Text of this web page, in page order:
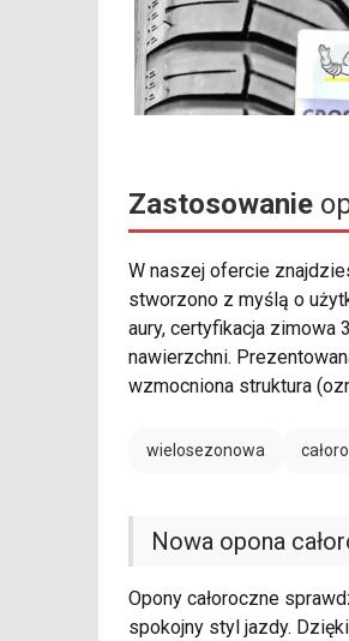
Zastosowanie
W naszej ofercie
stworzono z myślą o
aury, certyfikacja zimowa
nawierzchni.
wzmocniona struktura
wielosezonowa
Nowa opona
Opony całoroczne
spokojny styl jazdy.